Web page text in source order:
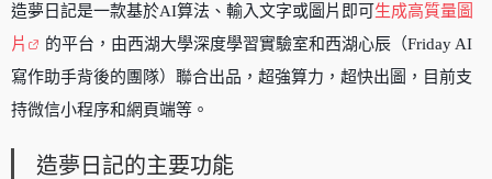
造夢日記是一款基於AI算法、輸入文字或圖片即可生成高質量圖
片
的平台，由西湖大學深度學習實驗室和西湖心辰（Friday AI
寫作助手背後的團隊）聯合出品，超強算力，超快出圖，目前支
持微信小程序和網頁端等。
造夢日記的主要功能